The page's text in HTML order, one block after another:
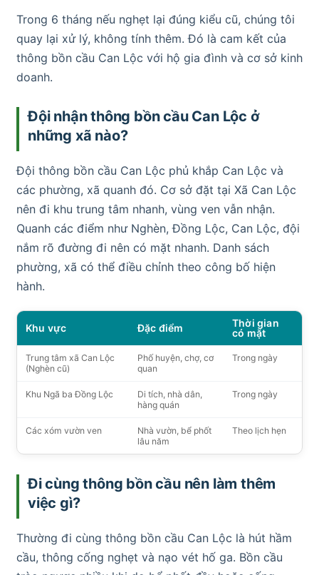
Trong 6 tháng nếu nghẹt lại đúng kiểu cũ, chúng tôi
quay lại xử lý, không tính thêm. Đó là cam kết của
thông bồn cầu Can Lộc với hộ gia đình và cơ sở kinh
doanh.
Đội nhận thông bồn cầu Can Lộc ở
những xã nào?
Đội thông bồn cầu Can Lộc phủ khắp Can Lộc và
các phường, xã quanh đó. Cơ sở đặt tại Xã Can Lộc
nên đi khu trung tâm nhanh, vùng ven vẫn nhận.
Quanh các điểm như Nghèn, Đồng Lộc, Can Lộc, đội
nắm rõ đường đi nên có mặt nhanh. Danh sách
phường, xã có thể điều chỉnh theo công bố hiện
hành.
Khu vực Đặc điểm
Thời gian
có mặt
Trung tâm xã Can Lộc
(Nghèn cũ)
Phố huyện, chợ, cơ
quan
Trong ngày
Khu Ngã ba Đồng Lộc
Di tích, nhà dân,
hàng quán
Trong ngày
Các xóm vườn ven
Nhà vườn, bể phốt
lâu năm
Theo lịch hẹn
Đi cùng thông bồn cầu nên làm thêm
việc gì?
Thường đi cùng thông bồn cầu Can Lộc là hút hầm
cầu, thông cống nghẹt và nạo vét hố ga. Bồn cầu